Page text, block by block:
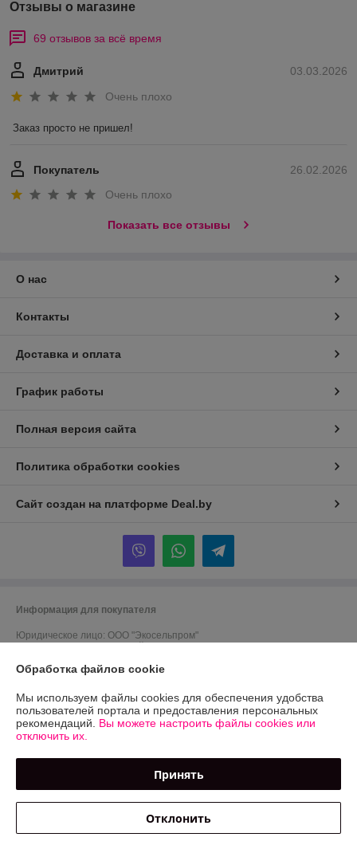
Отзывы о магазине
69 отзывов за всё время
03.03.2026
Дмитрий
Очень плохо
Заказ просто не пришел!
26.02.2026
Покупатель
Очень плохо
Показать все отзывы
О нас
Контакты
Доставка и оплата
График работы
Полная версия сайта
Политика обработки cookies
Сайт создан на платформе Deal.by
Информация для покупателя
Юридическое лицо: ООО "Экосельпром"
Регистрационный номер ЕГР: 691419245
УНП: 691419245
Регистрационный орган: Дзержинский райисполком
Ссылка на свидетельство/лицензию
Местонахождение книги жалоб и предложений: ул.Я.Мавра 51--402
Обработка файлов cookie
Мы используем файлы cookies для обеспечения удобства
пользователей портала и предоставления персональных
рекомендаций. Вы можете настроить файлы cookies или
отключить их.
Принять
Отклонить